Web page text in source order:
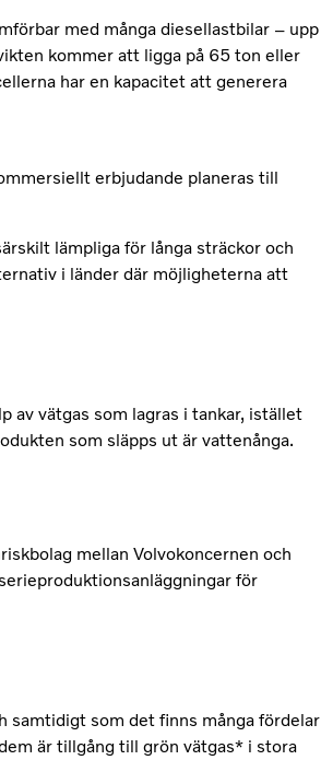
med många diesellastbilar – upp
kommer att ligga på 65 ton eller
har en kapacitet att generera
erbjudande planeras till
lämpliga för långa sträckor och
i länder där möjligheterna att
av vätgas som lagras i tankar, istället
som släpps ut är vattenånga.
mellan Volvokoncernen och
för
samtidigt som det finns många fördelar
är tillgång till grön vätgas* i stora